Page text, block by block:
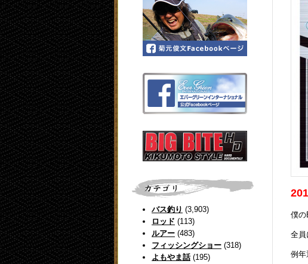
バス釣り (3,903)
ロッド (113)
ルアー (483)
フィッシングショー (318)
よもやま話(195)
僕の
全員
例年